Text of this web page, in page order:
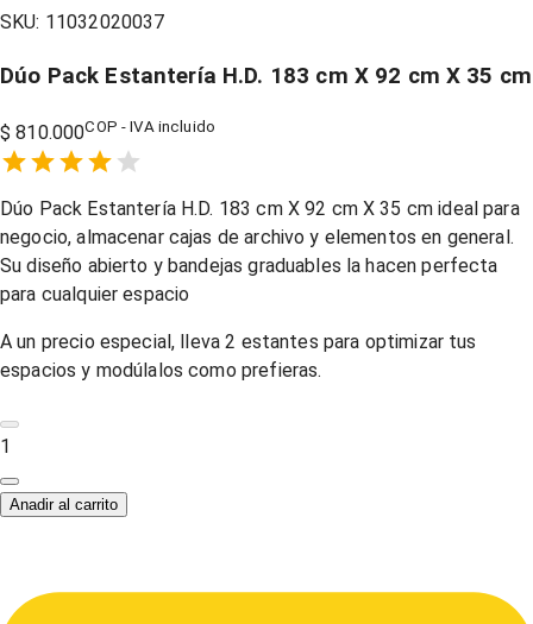
SKU: 11032020037
Dúo Pack Estantería H.D. 183 cm X 92 cm X 35 cm
$ 810.000COP - IVA incluido
1 Star,
2 Stars,
3 Stars,
4 Stars,
5 Stars,
Dúo Pack Estantería H.D. 183 cm X 92 cm X 35 cm ideal para
negocio, almacenar cajas de archivo y elementos en general.
Su diseño abierto y bandejas graduables la hacen perfecta
para cualquier espacio
A un precio especial, lleva 2 estantes para optimizar tus
espacios y modúlalos como prefieras.
1
Anadir al carrito